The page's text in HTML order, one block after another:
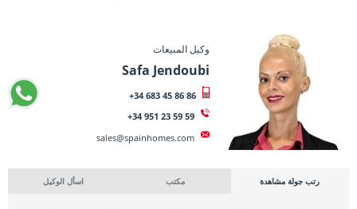
وكيل المبيعات
Safa Jendoubi
+34 683 45 86 86
+34 951 23 59 59
sales@spainhomes.com
رتب جولة مشاهدة مكتب اسأل الوكيل